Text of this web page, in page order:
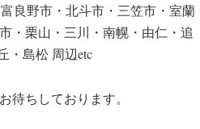
良野市・北斗市・三笠市・室蘭
・栗山・三川・南幌・由仁・追
・島松 周辺etc
待ちしております。